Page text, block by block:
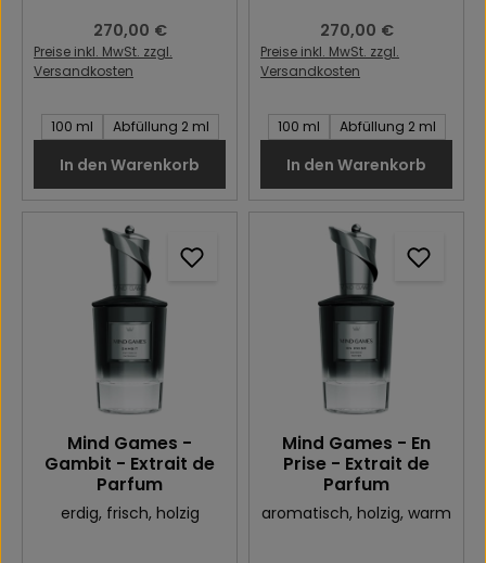
Regulärer Preis:
270,00 €
Preise inkl. MwSt. zzgl.
Versandkosten
Inhalt des Artikel:
100 ml Abfüllung 2 ml
In den Warenkorb
Regulärer Preis:
270,00 €
Preise inkl. MwSt. zzgl.
Versandkosten
Inhalt des Artikel:
100 ml Abfüllung 2 ml
In den Warenkorb
Mind Games -
Gambit - Extrait de
Parfum
erdig, frisch, holzig
Mind Games - En
Prise - Extrait de
Parfum
aromatisch, holzig, warm